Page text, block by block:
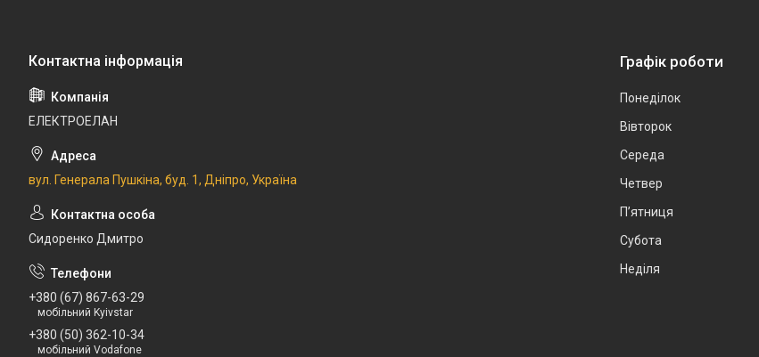
ЕЛЕКТРОЕЛАН
вул. Генерала Пушкіна, буд. 1, Дніпро, Україна
Сидоренко Дмитро
+380 (67) 867-63-29
мобільний Kyivstar
+380 (50) 362-10-34
мобільний Vodafone
Графік роботи
Понеділок
Вівторок
Середа
Четвер
Пʼятниця
Субота
Неділя